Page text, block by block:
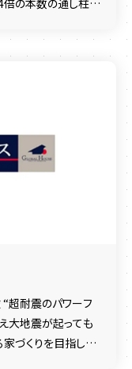
の本数の通し柱)
超耐震のパワーフ
大地震が起っても
づくりを目指して、